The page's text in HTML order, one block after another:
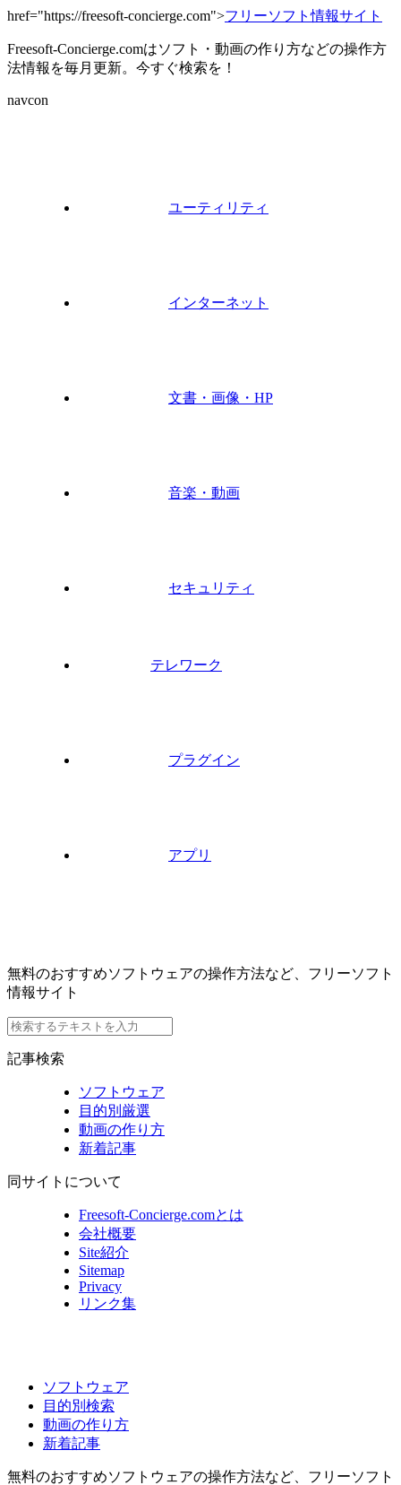
href="https://freesoft-concierge.com">フリーソフト情報サイト
Freesoft-Concierge.comはソフト・動画の作り方などの操作方
法情報を毎月更新。今すぐ検索を！
navcon
ユーティリティ
インターネット
文書・画像・HP
音楽・動画
セキュリティ
テレワーク
プラグイン
アプリ
無料のおすすめソフトウェアの操作方法など、フリーソフト
情報サイト
記事検索
ソフトウェア
目的別厳選
動画の作り方
新着記事
同サイトについて
Freesoft-Concierge.comとは
会社概要
Site紹介
Sitemap
Privacy
リンク集
ソフトウェア
目的別検索
動画の作り方
新着記事
無料のおすすめソフトウェアの操作方法など、 フリーソフト